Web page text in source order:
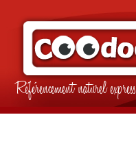
Référencement naturel